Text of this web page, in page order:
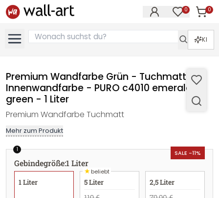
0 0
KI
Premium Wandfarbe Grün - Tuchmatte
Innenwandfarbe - PURO c4010 emerald
green - 1 Liter
Premium Wandfarbe Tuchmatt
Mehr zum Produkt
SALE -11%
1
Gebindegröße:1 Liter
1 Liter
★beliebt
5 Liter 2,5 Liter